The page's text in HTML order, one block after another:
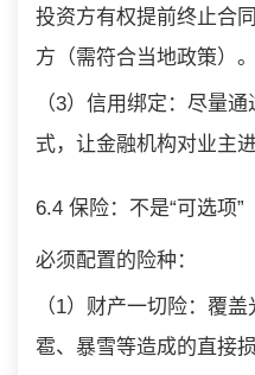
投资方有权提前终止合
方（需符合当地政策）。
（3）信用绑定：尽量
式，让金融机构对业主
6.4 保险：不是“可选项”
必须配置的险种：
（1）财产一切险：覆
雹、暴雪等造成的直接损